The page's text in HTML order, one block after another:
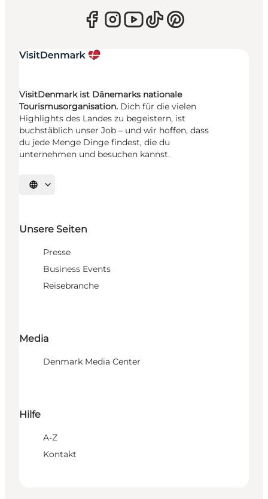
VisitDenmark ist Dänemarks nationale
Tourismusorganisation. Dich für die vielen
Highlights des Landes zu begeistern, ist
buchstäblich unser Job – und wir hoffen, dass
du jede Menge Dinge findest, die du
unternehmen und besuchen kannst.
Sprache auswählen
Unsere Seiten
Presse
Business Events
Reisebranche
Media
Denmark Media Center
Hilfe
A-Z
Kontakt